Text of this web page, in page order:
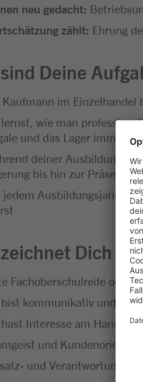
neu gedacht:
zählt: Ehrung
Deine
Kaufmann im
wie man
und das Lager immer
deiner Ausbildung
bis hin zur
jedem Ausbildungsjahr
Dich
Fachoberschulreife oder
kommunikativ und
Interesse am Handel
und
und